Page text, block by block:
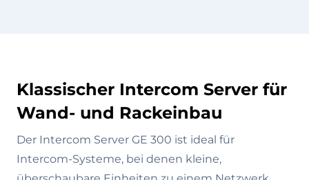
Klassischer Intercom Server für
Wand- und Rackeinbau
Der Intercom Server GE 300 ist ideal für
Intercom-Systeme, bei denen kleine,